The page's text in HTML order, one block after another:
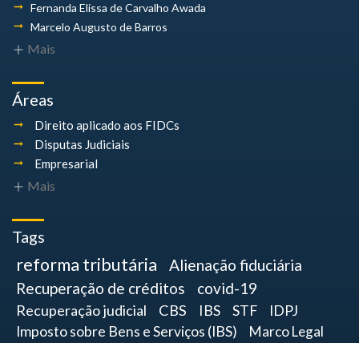
Fernanda Elissa de Carvalho Awada
Marcelo Augusto de Barros
Mais
Áreas
Direito aplicado aos FIDCs
Disputas Judiciais
Empresarial
Mais
Tags
reforma tributária
Alienação fiduciária
Recuperação de créditos
covid-19
Recuperação judicial CBS IBS STF
IDPJ
Imposto sobre Bens e Serviços (IBS)
Marco Legal